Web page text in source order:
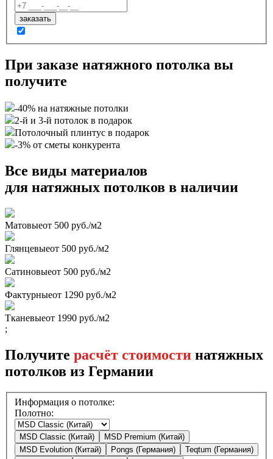
При заказе натяжного потолка вы
получите
-40% на натяжные потолки
2-й и 3-й потолок в подарок
Потолочный плинтус в подарок
-3% от сметы конкурента
Все виды материалов
для натяжных потолков в наличии
Матовыеот 500 руб./м2
Глянцевыеот 500 руб./м2
Сатиновыеот 500 руб./м2
Фактурныеот 1290 руб./м2
Тканевыеот 1990 руб./м2
;
Получите расчёт стоимости натяжных
потолков из Германии
Информация о потолке:
Полотно:
MSD Classic (Китай)
MSD Premium (Китай)
MSD Evolution (Китай)
Pongs (Германия)
Teqtum (Германия)